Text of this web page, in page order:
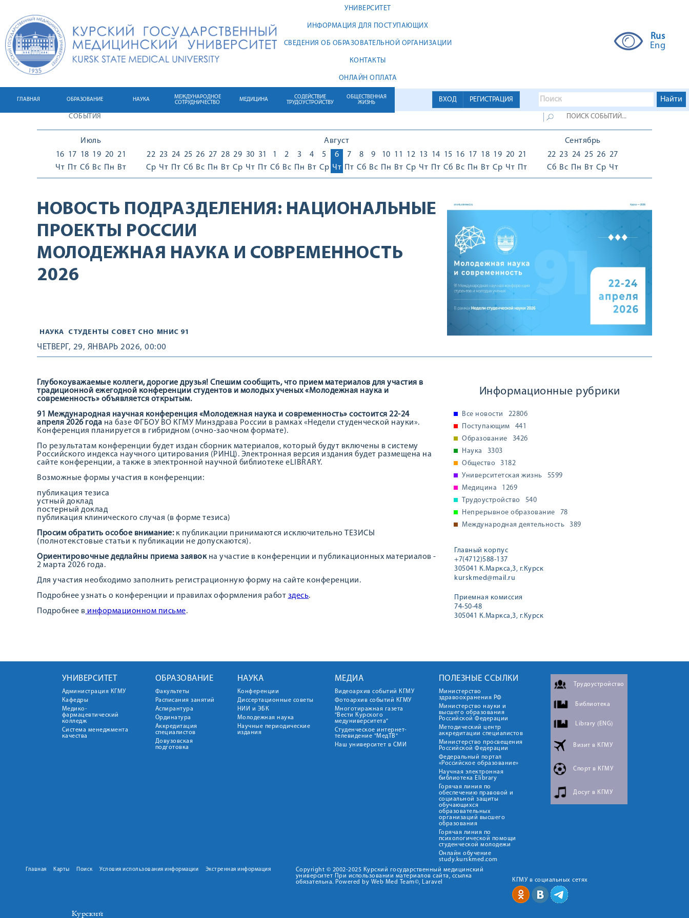
УНИВЕРСИТЕТ
ИНФОРМАЦИЯ ДЛЯ ПОСТУПАЮЩИХ
СВЕДЕНИЯ ОБ ОБРАЗОВАТЕЛЬНОЙ ОРГАНИЗАЦИИ
КОНТАКТЫ
ОНЛАЙН ОПЛАТА
Rus
Eng
ВХОД РЕГИСТРАЦИЯ
ГЛАВНАЯ ОБРАЗОВАНИЕ НАУКА
МЕЖДУНАРОДНОЕ
СОТРУДНИЧЕСТВО
МЕДИЦИНА
СОДЕЙСТВИЕ
ТРУДОУСТРОЙСТВУ
ОБЩЕСТВЕННАЯ
ЖИЗНЬ
СОБЫТИЯ
Июль
16
Чт
17
Пт
18
Сб
19
Вс
20
Пн
21
Вт
Август
22
Ср
23
Чт
24
Пт
25
Сб
26
Вс
27
Пн
28
Вт
29
Ср
30
Чт
31
Пт
1
Сб
2
Вс
3
Пн
4
Вт
5
Ср
6
Чт
7
Пт
8
Сб
9
Вс
10
Пн
11
Вт
12
Ср
13
Чт
14
Пт
15
Сб
16
Вс
17
Пн
18
Вт
19
Ср
20
Чт
21
Пт
Сентябрь
22
Сб
23
Вс
24
Пн
25
Вт
26
Ср
27
Чт
НОВОСТЬ ПОДРАЗДЕЛЕНИЯ: НАЦИОНАЛЬНЫЕ
ПРОЕКТЫ РОССИИ
МОЛОДЕЖНАЯ НАУКА И СОВРЕМЕННОСТЬ
2026
НАУКА СТУДЕНТЫ СОВЕТ СНО МНИС 91
ЧЕТВЕРГ, 29, ЯНВАРЬ 2026, 00:00
Глубокоуважаемые коллеги, дорогие друзья! Спешим сообщить, что прием материалов для участия в
традиционной ежегодной конференции студентов и молодых ученых «Молодежная наука и
современность» объявляется открытым.
91 Международная научная конференция «Молодежная наука и современность» состоится 22-24
апреля 2026 года на базе ФГБОУ ВО КГМУ Минздрава России в рамках «Недели студенческой науки».
Конференция планируется в гибридном (очно-заочном формате).
По результатам конференции будет издан сборник материалов, который будут включены в систему
Российского индекса научного цитирования (РИНЦ). Электронная версия издания будет размещена на
сайте конференции, а также в электронной научной библиотеке eLIBRARY.
Возможные формы участия в конференции:
публикация тезиса
устный доклад
постерный доклад
публикация клинического случая (в форме тезиса)
Просим обратить особое внимание:к публикации принимаются исключительно ТЕЗИСЫ
(полнотекстовые статьи к публикации не допускаются).
Ориентировочные дедлайны приема заявокна участие в конференции и публикационных материалов -
2 марта 2026 года.
Для участия необходимо заполнить регистрационную форму на сайте конференции.
Подробнее узнать о конференции и правилах оформления работ здесь.
Подробнее в информационном письме.
Информационные рубрики
Все новости
22806
Поступающим
441
Образование
3426
Наука
3303
Общество
3182
Университетская жизнь
5599
Медицина
1269
Трудоустройство
540
Непрерывное образование
78
Международная деятельность
389
Главный корпус
+7(4712)588-137
305041 К.Маркса,3, г.Курск
kurskmed@mail.ru
Приемная комиссия
74-50-48
305041 К.Маркса,3, г.Курск
УНИВЕРСИТЕТ
Администрация КГМУ
Кафедры
Медико-
фармацевтический
колледж
Система менеджмента
качества
ОБРАЗОВАНИЕ
Факультеты
Расписания занятий
Аспирантура
Ординатура
Аккредитация
специалистов
Довузовская
подготовка
НАУКА
Конференции
Диссертационные советы
НИИ и ЭБК
Молодежная наука
Научные периодические
издания
МЕДИА
Видеоархив событий КГМУ
Фотоархив событий КГМУ
Многотиражная газета
"Вести Курского
медуниверситета"
Студенческое интернет-
телевидение "МедТВ"
Наш университет в СМИ
ПОЛЕЗНЫЕ ССЫЛКИ
Министерство
здравоохранения РФ
Министерство науки и
высшего образования
Российской Федерации
Методический центр
аккредитации специалистов
Министерство просвещения
Российской Федерации
Федеральный портал
«Российское образование»
Научная электронная
библиотека Elibrary
Горячая линия по
обеспечению правовой и
социальной защиты
обучающихся
образовательных
организаций высшего
образования
Горячая линия по
психологической помощи
студенческой молодежи
Онлайн обучение
study.kurskmed.com
Трудоустройство
Библиотека
Library (ENG)
Визит в КГМУ
Спорт в КГМУ
Досуг в КГМУ
Главная Карты Поиск Условия использования информации Экстренная информация
Copyright © 2002-2025 Курский государственный медицинский
университет При использовании материалов сайта, ссылка
обязательна. Powered by Web Med Team©, Laravel
КГМУ в социальных сетях
Курский